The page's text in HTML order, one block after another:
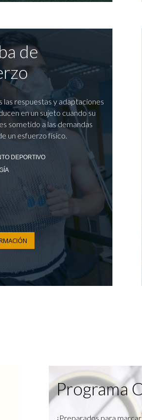
de
las respuestas y adaptaciones
en un sujeto cuando su
sometido a las demandas
un esfuerzo físico.
DEPORTIVO
Programa
¿Preparados para